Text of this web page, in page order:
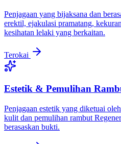
Penjagaan yang bijaksana dan
erektil, ejakulasi pramatang,
kesihatan lelaki yang berkaitan.
Terokai
Estetik & Pemulihan
Penjagaan estetik yang diketuai
kulit dan pemulihan rambut
berasaskan bukti.